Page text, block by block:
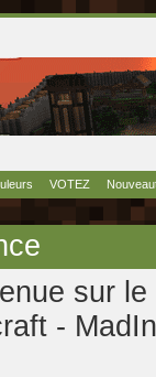
VOTEZ
sur
-